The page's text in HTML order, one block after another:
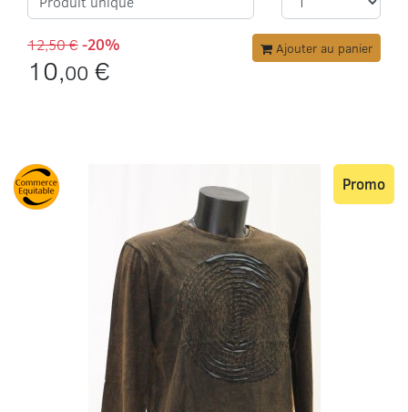
12,50 €-20%
10,00 €
Ajouter au panier
Promo